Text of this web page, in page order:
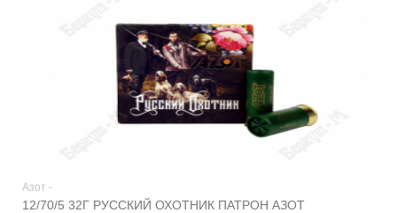
Азот -
12/70/5 32Г РУССКИЙ ОХОТНИК ПАТРОН АЗОТ